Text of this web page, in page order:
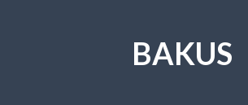
BAKUS